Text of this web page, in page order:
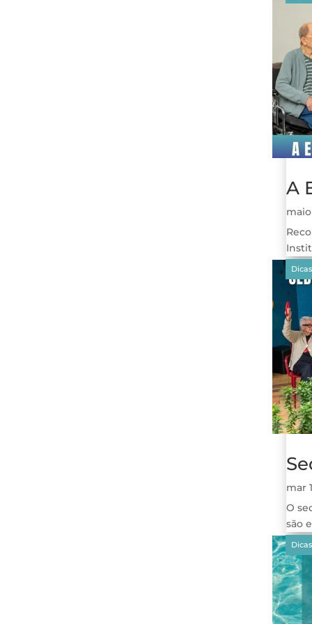
A
maio
mar
O
são